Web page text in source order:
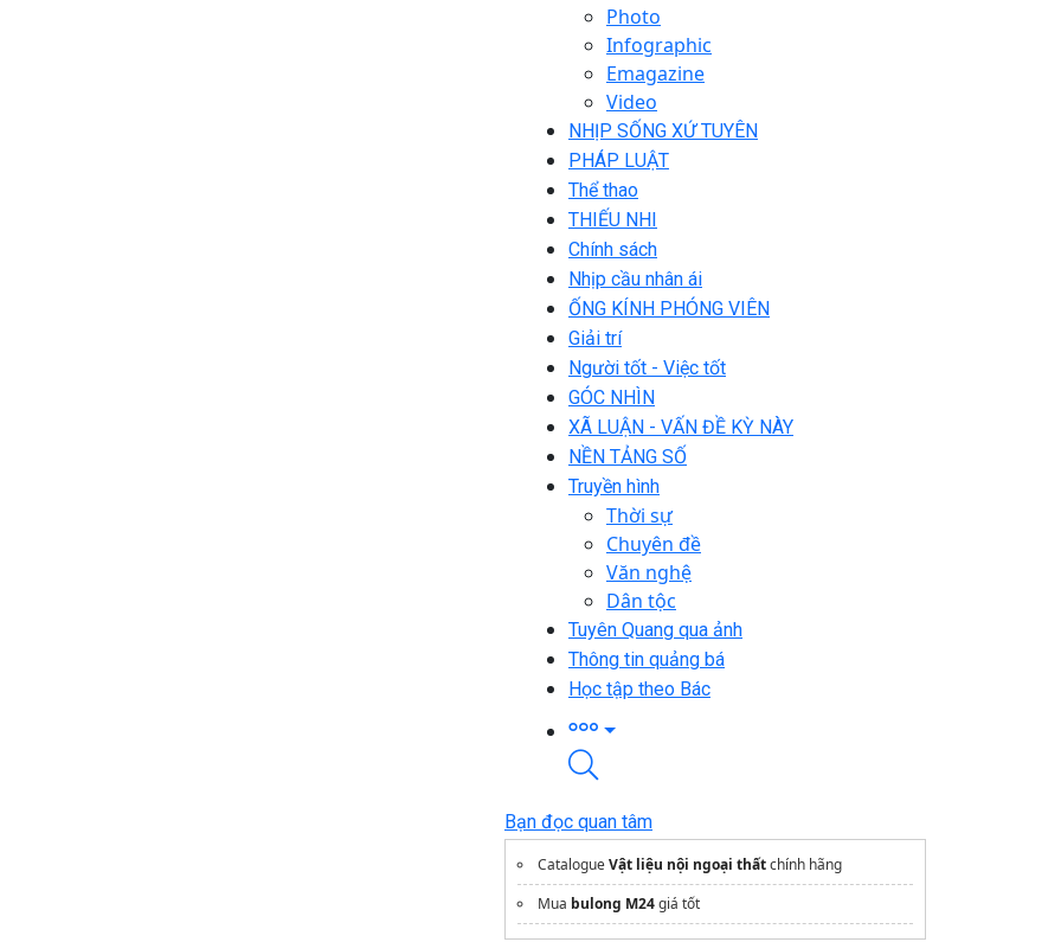
Photo
Infographic
Emagazine
Video
NHỊP SỐNG XỨ TUYÊN
PHÁP LUẬT
Thể thao
THIẾU NHI
Chính sách
Nhịp cầu nhân ái
ỐNG KÍNH PHÓNG VIÊN
Giải trí
Người tốt - Việc tốt
GÓC NHÌN
XÃ LUẬN - VẤN ĐỀ KỲ NÀY
NỀN TẢNG SỐ
Truyền hình
Thời sự
Chuyên đề
Văn nghệ
Dân tộc
Tuyên Quang qua ảnh
Thông tin quảng bá
Học tập theo Bác
Bạn đọc quan tâm
CatalogueVật liệu nội ngoại thấtchính hãng
Mua bulong M24giá tốt